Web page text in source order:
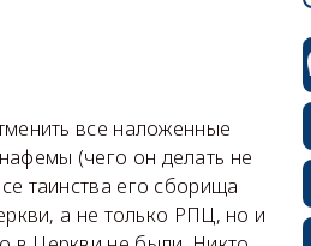
все наложенные
(чего он делать не
таинства его сборища
а не только РПЦ, но и